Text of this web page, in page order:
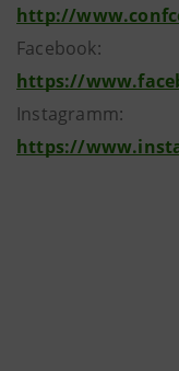
http://
Facebook:
https://
Instagramm:
https://